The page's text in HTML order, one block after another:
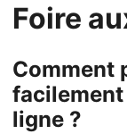
Foire
Comment
facilement
ligne ?